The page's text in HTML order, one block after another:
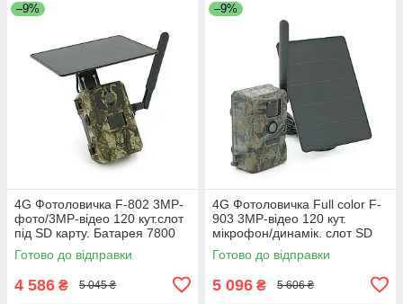
–9%
4G Фотоловичка F-802 3MP-
фото/3МР-відео 120 кут.слот
під SD карту. Батарея 7800
мА сонячна панель APP —
UBOX ЕКОБОКС
Готово до відправки
4 586 ₴ 5 045 ₴
–9%
4G Фотоловичка Full color F-
903 3МР-відео 120 кут.
мікрофон/динамік. слот SD
під карту. GPS. Батарея 7800
мА сонячна панель APP
Готово до відправки
5 096 ₴ 5 606 ₴